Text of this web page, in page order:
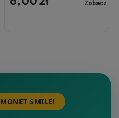
SMILE!